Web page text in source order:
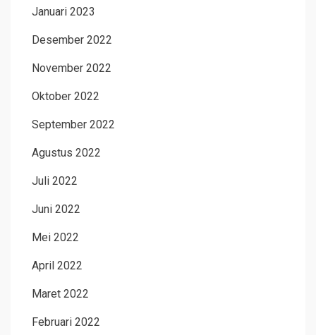
Januari 2023
Desember 2022
November 2022
Oktober 2022
September 2022
Agustus 2022
Juli 2022
Juni 2022
Mei 2022
April 2022
Maret 2022
Februari 2022